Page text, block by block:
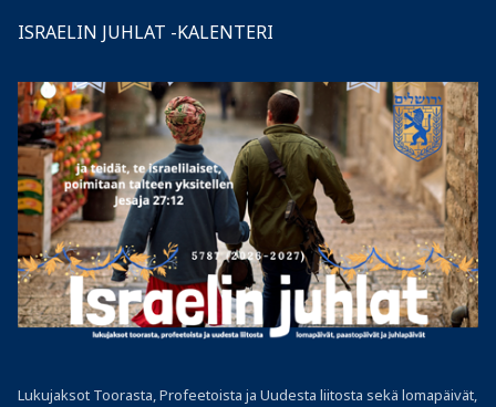
ISRAELIN JUHLAT -KALENTERI
Lukujaksot Toorasta, Profeetoista ja Uudesta liitosta sekä lomapäivät,